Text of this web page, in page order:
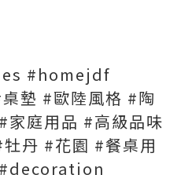
#homejdf
墊 #歐陸風格 #陶
家庭用品 #高級品味
丹 #花園 #餐桌用
#decoration